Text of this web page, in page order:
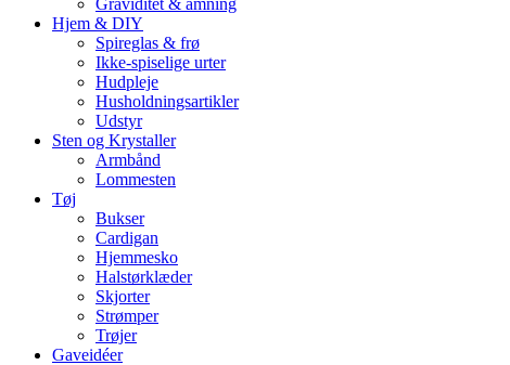
Graviditet & amning
Hjem & DIY
Spireglas & frø
Ikke-spiselige urter
Hudpleje
Husholdningsartikler
Udstyr
Sten og Krystaller
Armbånd
Lommesten
Tøj
Bukser
Cardigan
Hjemmesko
Halstørklæder
Skjorter
Strømper
Trøjer
Gaveidéer